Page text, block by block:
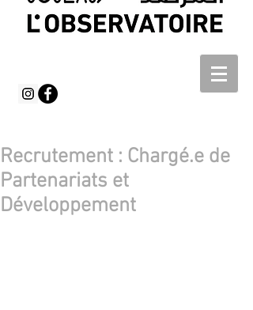
Recrutement : Chargé.e de
Partenariats et
Développement